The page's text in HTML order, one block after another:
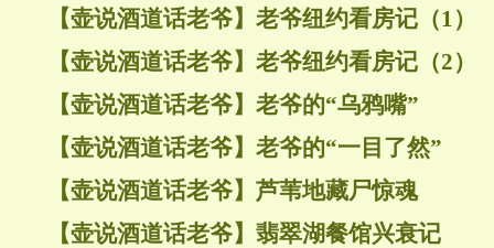
【壶说酒道话老爷】老爷纽约看房记（1）
【壶说酒道话老爷】老爷纽约看房记（2）
【壶说酒道话老爷】老爷的“乌鸦嘴”
【壶说酒道话老爷】老爷的“一目了然”
【壶说酒道话老爷】芦苇地藏尸惊魂
【壶说酒道话老爷】翡翠湖餐馆兴衰记